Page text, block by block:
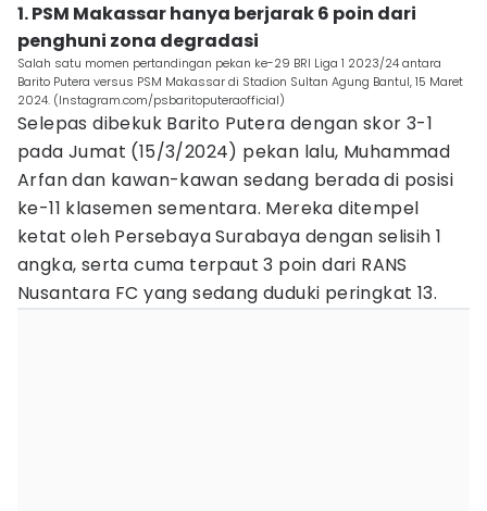
1. PSM Makassar hanya berjarak 6 poin dari
penghuni zona degradasi
Salah satu momen pertandingan pekan ke-29 BRI Liga 1 2023/24 antara
Barito Putera versus PSM Makassar di Stadion Sultan Agung Bantul, 15 Maret
2024. (Instagram.com/psbaritoputeraofficial)
Selepas dibekuk Barito Putera dengan skor 3-1
pada Jumat (15/3/2024) pekan lalu, Muhammad
Arfan dan kawan-kawan sedang berada di posisi
ke-11 klasemen sementara. Mereka ditempel
ketat oleh Persebaya Surabaya dengan selisih 1
angka, serta cuma terpaut 3 poin dari RANS
Nusantara FC yang sedang duduki peringkat 13.